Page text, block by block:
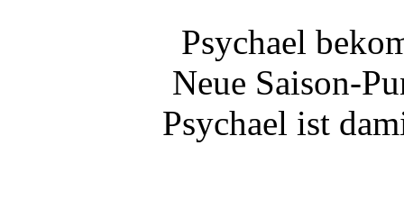
Psychael
Neue Saison-
Psychael ist